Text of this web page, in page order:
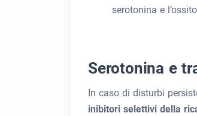
serotonina e
Serotonina e
In caso di disturbi
inibitori selettivi della